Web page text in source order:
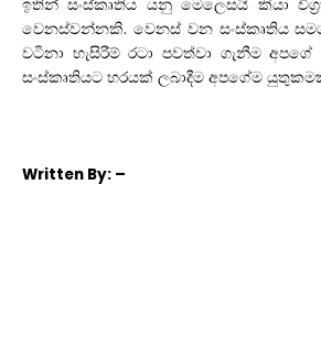
ඉතින් සංස්කෘතිය යනු මෙලෙසයි කියා
වෙනස්වන්නකි. වෙනස් වන සංස්කෘතිය
වටිනා හැසිරීම් රටා පවත්වා ගැනීම අපගේ
සංස්කෘතියට හරයක් ලබාදීම අපගේම
Written By: –